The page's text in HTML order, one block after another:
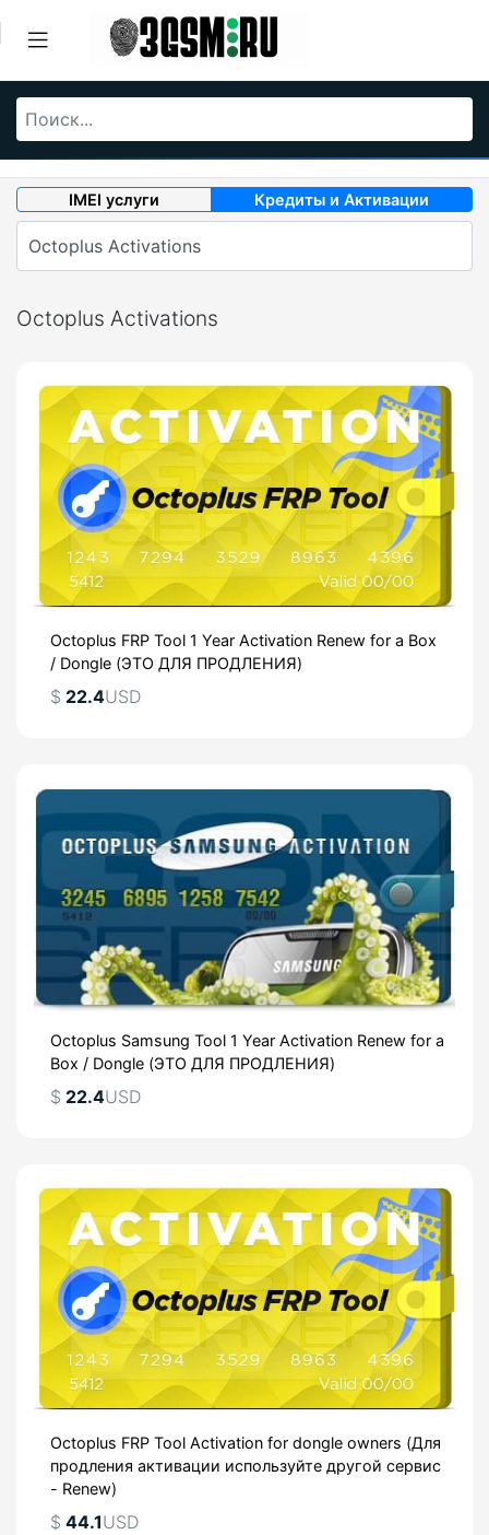
IMEI услуги Кредиты и Активации
Octoplus Activations
Octoplus FRP Tool 1 Year Activation Renew for a Box
/ Dongle (ЭТО ДЛЯ ПРОДЛЕНИЯ)
$ 22.4USD
Octoplus Samsung Tool 1 Year Activation Renew for a
Box / Dongle (ЭТО ДЛЯ ПРОДЛЕНИЯ)
$ 22.4USD
Octoplus FRP Tool Activation for dongle owners (Для
продления активации используйте другой сервис
- Renew)
$ 44.1USD